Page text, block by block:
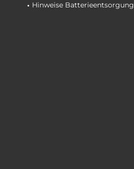
Hinweise Batterieentsorgung